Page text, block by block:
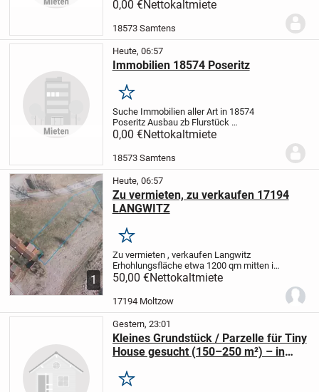
NipmerowGrundstücke, Häuser zum
0,00 €Nettokaltmiete
18573 Samtens
Heute, 06:57
Immobilien 18574 Poseritz
Merken
Suche Immobilien aller Art in 18574
Poseritz Ausbau zb Flurstück
9Grundstücke,Häuser zum Kauf,Pacht...
0,00 €Nettokaltmiete
18573 Samtens
1
Heute, 06:57
Zu vermieten, zu verkaufen 17194
LANGWITZ
Merken
Zu vermieten , verkaufen Langwitz
Erhohlungsfläche etwa 1200 qm mitten im
Dorfe 17194 Langwitz, moltzow halbe
Erhohlungsflaeche
50,00 €Nettokaltmiete
17194 Moltzow
Gestern, 23:01
Kleines Grundstück / Parzelle für Tiny
House gesucht (150–250 m²) – in
Lintfort
Merken